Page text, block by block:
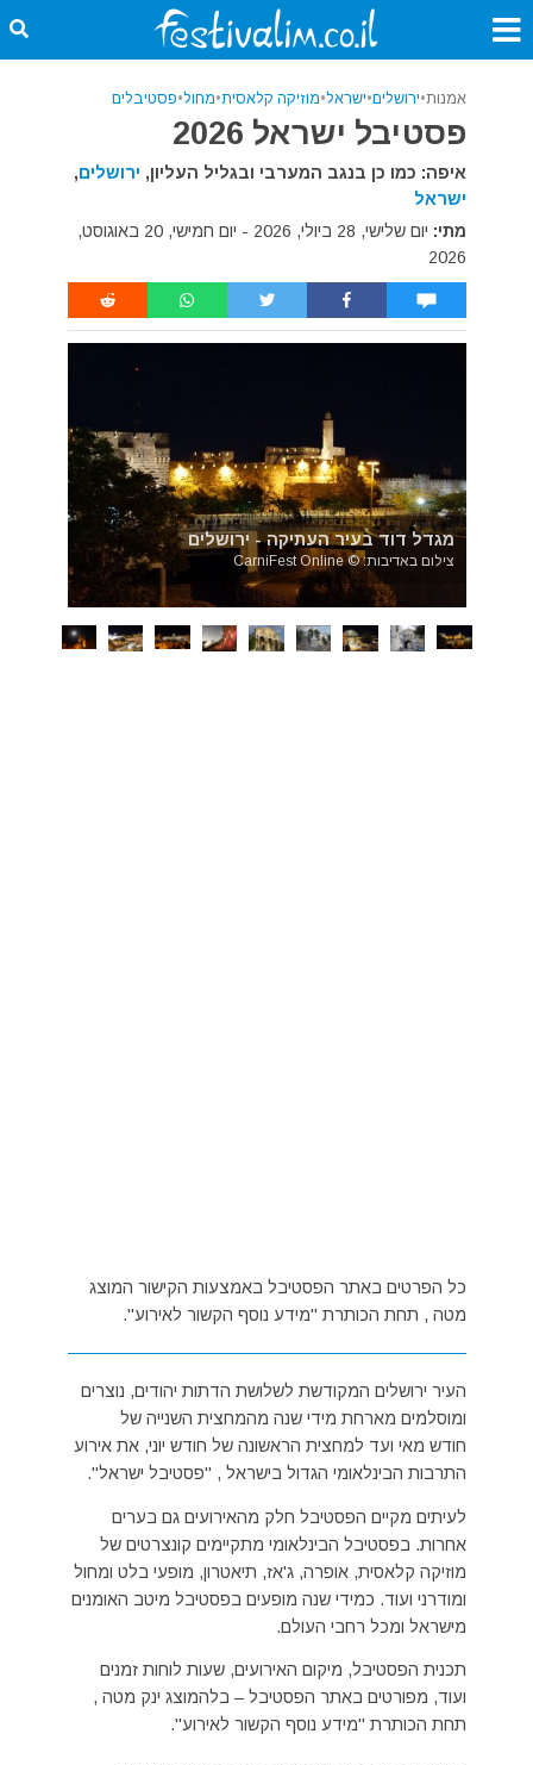
אמנות•ירושלים•ישראל•מוזיקה קלאסית•מחול•פסטיבלים
פסטיבל ישראל 2026
איפה: כמו כן בנגב המערבי ובגליל העליון, ירושלים,
ישראל
מתי:
יום שלישי, 28 ביולי, 2026 - יום חמישי, 20 באוגוסט,
2026
מגדל דוד בעיר העתיקה - ירושלים
צילום באדיבות: © CarniFest Online
כל הפרטים באתר הפסטיבל באמצעות הקישור המוצג
מטה , תחת הכותרת "מידע נוסף הקשור לאירוע".
העיר ירושלים המקודשת לשלושת הדתות יהודים, נוצרים
ומוסלמים מארחת מידי שנה מהמחצית השנייה של
חודש מאי ועד למחצית הראשונה של חודש יוני, את אירוע
התרבות הבינלאומי הגדול בישראל , "פסטיבל ישראל".
לעיתים מקיים הפסטיבל חלק מהאירועים גם בערים
אחרות. בפסטיבל הבינלאומי מתקיימים קונצרטים של
מוזיקה קלאסית, אופרה, ג'אז, תיאטרון, מופעי בלט ומחול
ומודרני ועוד. כמידי שנה מופעים בפסטיבל מיטב האומנים
מישראל ומכל רחבי העולם.
תכנית הפסטיבל, מיקום האירועים, שעות לוחות זמנים
ועוד, מפורטים באתר הפסטיבל – בלהמוצג ינק מטה ,
תחת הכותרת "מידע נוסף הקשור לאירוע".